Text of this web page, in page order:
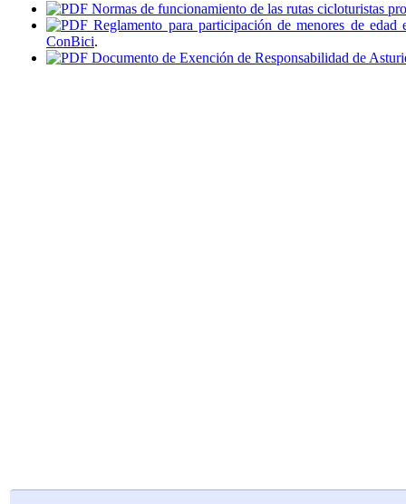
Normas de funcionamiento de las rutas cicloturistas
Reglamento para participación de menores de edad
ConBici.
Documento de Exención de Responsabilidad de